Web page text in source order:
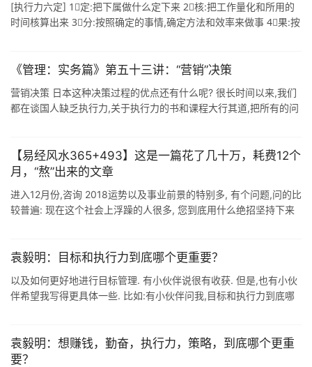
[执行力六定] 1⃣️定:把下属做什么定下来 2⃣️核:把工作量化和所用的
时间核算出来 3⃣️分:按照确定的事情,确定方法和效率来做事 4⃣️果:按
《管理：实务篇》第五十三讲：“营销”决策
营销决策 日本这种决策过程的优点还有什么呢? 很长时间以来,我们
都在谈国人缺乏执行力,关于执行力的书和课程大行其道,把所有的问
【易经风水365+493】这是一篇花了几十万，耗费12个
月，“熬”出来的文章
进入12月份,咨询 2018运势以及事业前景的特别多, 有个问题,问的比
较普遍: 现在这个社会上浮躁的人很多, 您到底用什么绝招坚持下来
袁毅明：目标和执行力到底哪个更重要？
以及如何更好地进行目标管理. 有小伙伴说很有收获. 但是,也有小伙
伴希望我写得更具体一些. 比如:有小伙伴问我,目标和执行力到底哪
袁毅明：想赚钱，勤奋，执行力，策略，到底哪个更重
要？